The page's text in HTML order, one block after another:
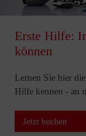
Erste Hilfe:
können
Lernen Sie hier
Hilfe kennen - an
Jetzt buchen